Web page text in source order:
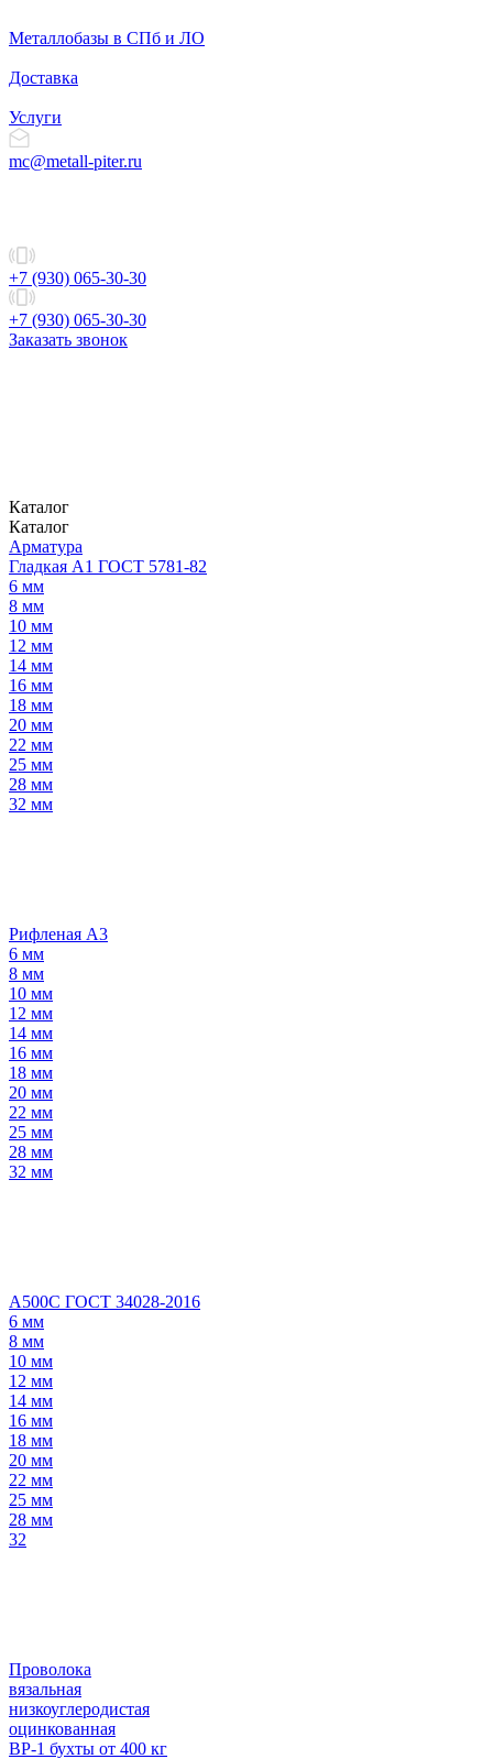
Металлобазы в СПб и ЛО
Доставка
Услуги
mc@metall-piter.ru
+7 (930) 065-30-30
+7 (930) 065-30-30
Заказать звонок
Каталог
Каталог
Арматура
Гладкая А1 ГОСТ 5781-82
6 мм
8 мм
10 мм
12 мм
14 мм
16 мм
18 мм
20 мм
22 мм
25 мм
28 мм
32 мм
Рифленая А3
6 мм
8 мм
10 мм
12 мм
14 мм
16 мм
18 мм
20 мм
22 мм
25 мм
28 мм
32 мм
А500С ГОСТ 34028-2016
6 мм
8 мм
10 мм
12 мм
14 мм
16 мм
18 мм
20 мм
22 мм
25 мм
28 мм
32
Проволока
вязальная
низкоуглеродистая
оцинкованная
ВР-1 бухты от 400 кг